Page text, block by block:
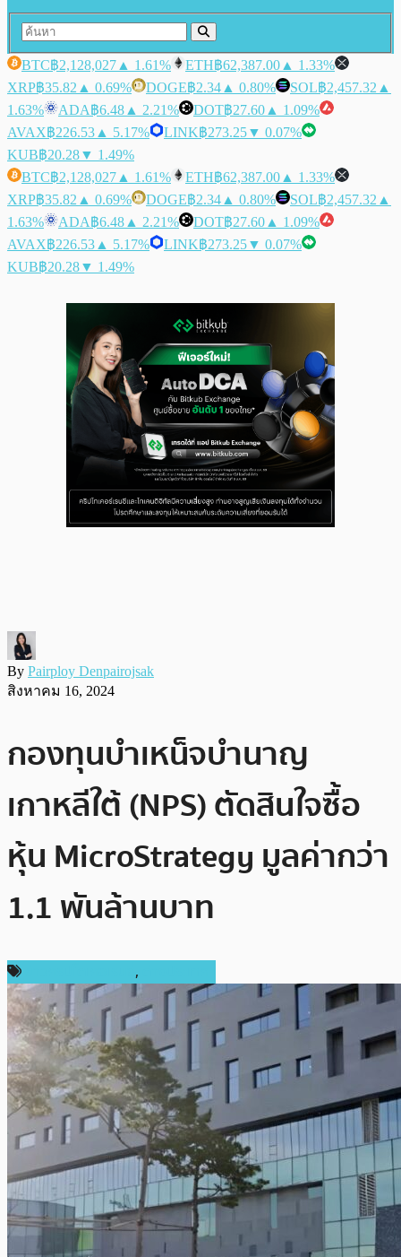
BTC฿2,128,027 ▲ 1.61% ETH฿62,387.00 ▲ 1.33%
XRP฿35.82 ▲ 0.69% DOGE฿2.34 ▲ 0.80% SOL฿2,457.32 ▲
1.63%
ADA฿6.48 ▲ 2.21% DOT฿27.60 ▲ 1.09%
AVAX฿226.53 ▲ 5.17% LINK฿273.25▼ 0.07%
KUB฿20.28▼ 1.49%
BTC฿2,128,027 ▲ 1.61% ETH฿62,387.00 ▲ 1.33%
XRP฿35.82 ▲ 0.69% DOGE฿2.34 ▲ 0.80% SOL฿2,457.32 ▲
1.63%
ADA฿6.48 ▲ 2.21% DOT฿27.60 ▲ 1.09%
AVAX฿226.53 ▲ 5.17% LINK฿273.25▼ 0.07%
KUB฿20.28▼ 1.49%
By Pairploy Denpairojsak
สิงหาคม 16, 2024
กองทุนบำเหน็จบำนาญ
เกาหลีใต้ (NPS) ตัดสินใจซื้อ
หุ้น MicroStrategy มูลค่ากว่า
1.1 พันล้านบาท
,